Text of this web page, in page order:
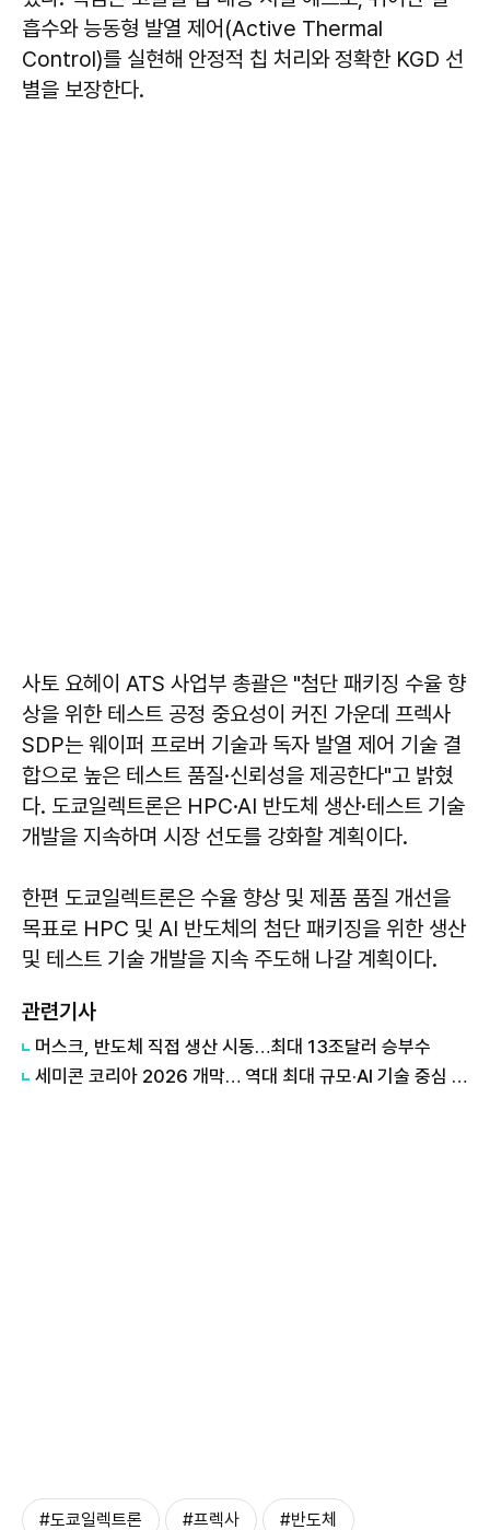
흡수와 능동형 발열 제어(Active Thermal
Control)를 실현해 안정적 칩 처리와 정확한 KGD 선
별을 보장한다.
사토 요헤이 ATS 사업부 총괄은 "첨단 패키징 수율 향
상을 위한 테스트 공정 중요성이 커진 가운데 프렉사
SDP는 웨이퍼 프로버 기술과 독자 발열 제어 기술 결
합으로 높은 테스트 품질·신뢰성을 제공한다"고 밝혔
다. 도쿄일렉트론은 HPC·AI 반도체 생산·테스트 기술
개발을 지속하며 시장 선도를 강화할 계획이다.
한편 도쿄일렉트론은 수율 향상 및 제품 품질 개선을
목표로 HPC 및 AI 반도체의 첨단 패키징을 위한 생산
및 테스트 기술 개발을 지속 주도해 나갈 계획이다.
관련기사
머스크, 반도체 직접 생산 시동…최대 13조달러 승부수
세미콘 코리아 2026 개막… 역대 최대 규모·AI 기술 중심 전시
#도쿄일렉트론 #프렉사 #반도체